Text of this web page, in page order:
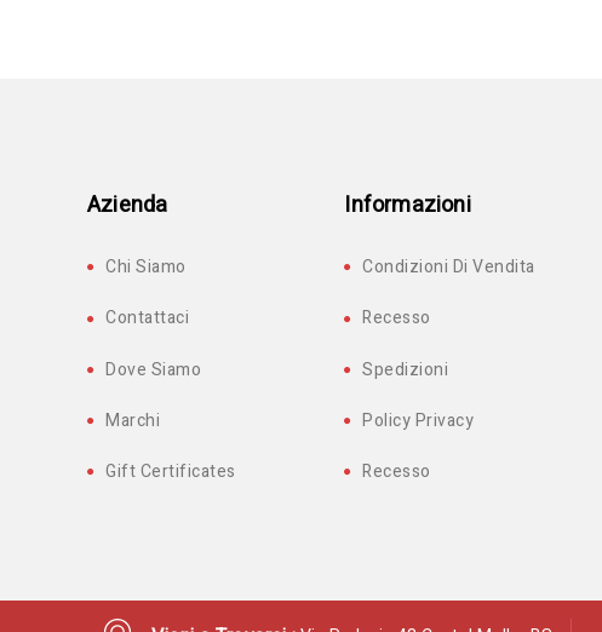
Azienda
Chi Siamo
Contattaci
Dove Siamo
Marchi
Gift Certificates
Informazioni
Condizioni Di Vendita
Recesso
Spedizioni
Policy Privacy
Recesso